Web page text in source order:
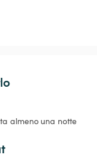
almeno una notte